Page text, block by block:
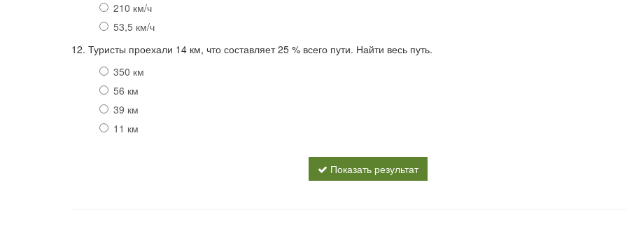
210 км/ч
53,5 км/ч
12. Туристы проехали 14 км, что составляет 25 % всего пути. Найти весь путь.
350 км
56 км
39 км
11 км
Показать результат